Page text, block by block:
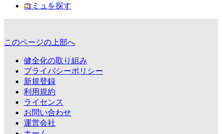
コミュを探す
このページの上部へ
健全化の取り組み
プライバシーポリシー
新規登録
利用規約
ライセンス
お問い合わせ
運営会社